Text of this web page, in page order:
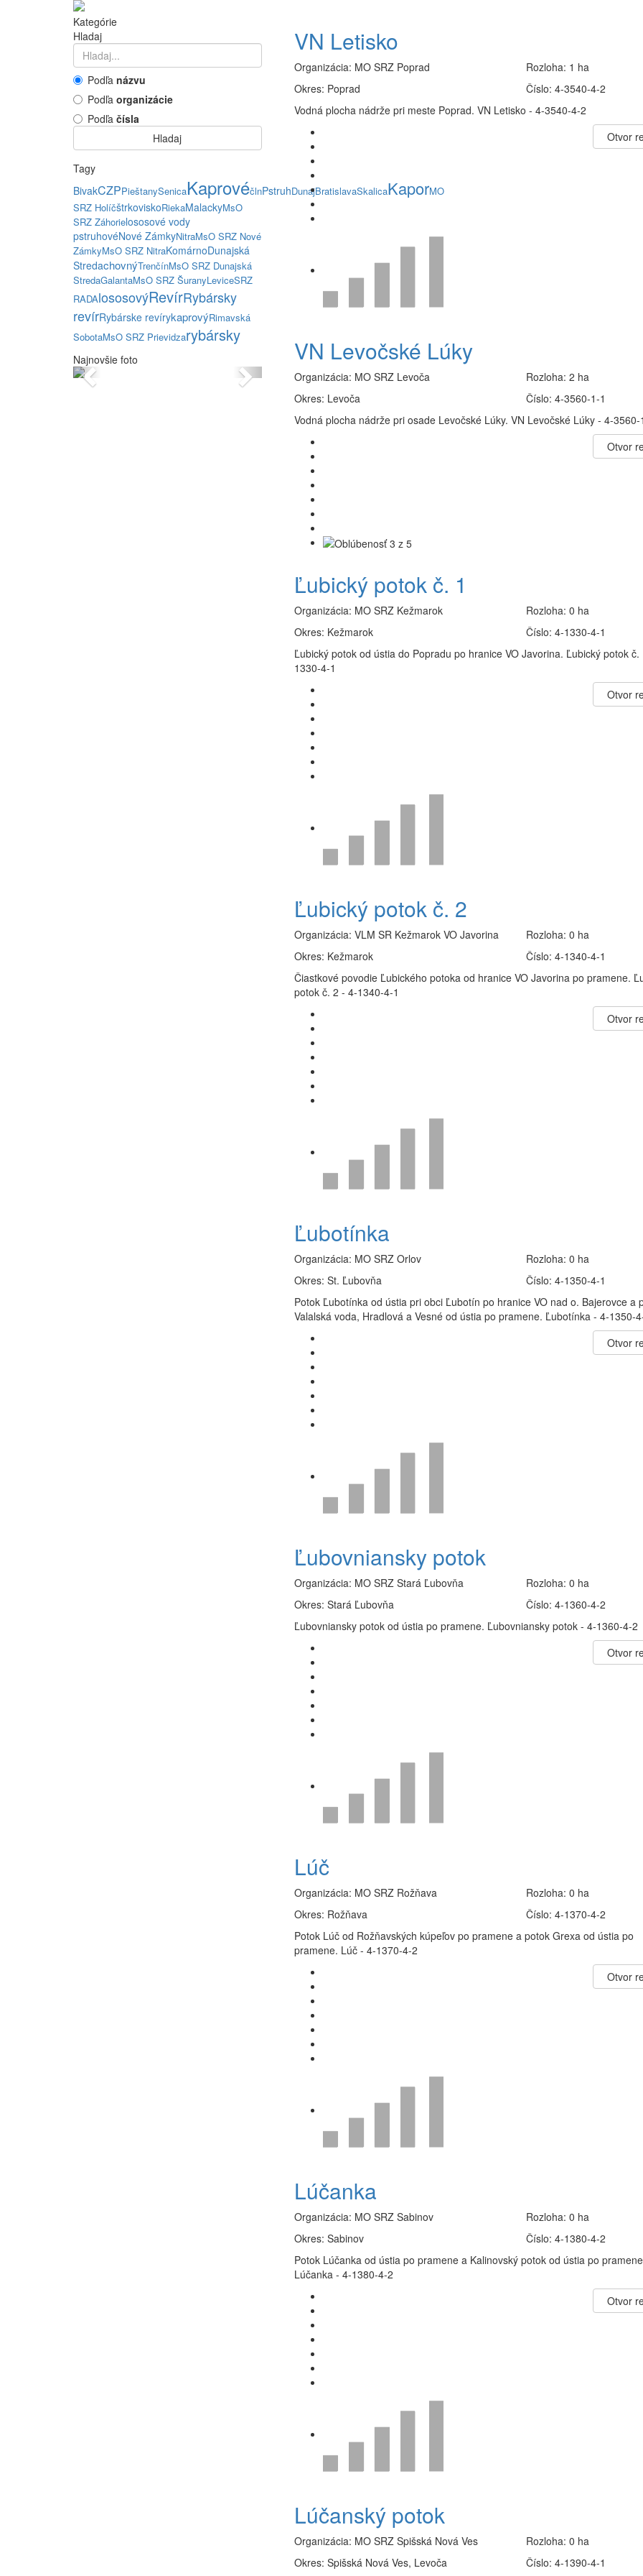
Kategórie
Hladaj
Podľa názvu
Podľa organizácie
Podľa čísla
Hladaj
Tagy
BivakCZPPieštanySenicaKaprovéčlnPstruhDunajBratislavaSkalicaKaporMO
SRZ HolíčštrkoviskoRiekaMalackyMsO
SRZ Záhorielososové vody
pstruhovéNové ZámkyNitraMsO SRZ Nové
ZámkyMsO SRZ NitraKomárnoDunajská
StredachovnýTrenčínMsO SRZ Dunajská
StredaGalantaMsO SRZ ŠuranyLeviceSRZ
RADAlososovýRevírRybársky
revírRybárske revírykaprovýRimavská
SobotaMsO SRZ Prievidzarybársky
Najnovšie foto
Previous Next
VN Letisko
Organizácia: MO SRZ Poprad
Okres: Poprad
Rozloha: 1 ha
Číslo:4-3540-4-2
Vodná plocha nádrže pri meste Poprad. VN Letisko - 4-3540-4-2
Otvor
VN Levočské Lúky
Organizácia: MO SRZ Levoča
Okres: Levoča
Rozloha:2 ha
Číslo:4-3560-1-1
Vodná plocha nádrže pri osade Levočské Lúky. VN Levočské Lúky - 4-3560-
Otvor
Ľubický potok č. 1
Organizácia: MO SRZ Kežmarok
Okres: Kežmarok
Rozloha:0 ha
Číslo:4-1330-4-1
Ľubický potok od ústia do Popradu po hranice VO Javorina. Ľubický potok č.
1330-4-1
Otvor
Ľubický potok č. 2
Organizácia: VLM SR Kežmarok VO Javorina
Okres: Kežmarok
Rozloha:0 ha
Číslo:4-1340-4-1
Čiastkové povodie Ľubického potoka od hranice VO Javorina po pramene.
potok č. 2 - 4-1340-4-1
Otvor
Ľubotínka
Organizácia: MO SRZ Orlov
Okres: St. Ľubovňa
Rozloha:0 ha
Číslo:4-1350-4-1
Potok Ľubotínka od ústia pri obci Ľubotín po hranice VO nad o. Bajerovce a
Valalská voda, Hradlová a Vesné od ústia po pramene. Ľubotínka - 4-1350-
Otvor
Ľubovniansky potok
Organizácia: MO SRZ Stará Ľubovňa
Okres: Stará Ľubovňa
Rozloha:0 ha
Číslo:4-1360-4-2
Ľubovniansky potok od ústia po pramene. Ľubovniansky potok - 4-1360-4-2
Otvor
Lúč
Organizácia: MO SRZ Rožňava
Okres: Rožňava
Rozloha:0 ha
Číslo:4-1370-4-2
Potok Lúč od Rožňavských kúpeľov po pramene a potok Grexa od ústia po
pramene. Lúč - 4-1370-4-2
Otvor
Lúčanka
Organizácia: MO SRZ Sabinov
Okres: Sabinov
Rozloha:0 ha
Číslo:4-1380-4-2
Potok Lúčanka od ústia po pramene a Kalinovský potok od ústia po
Lúčanka - 4-1380-4-2
Otvor
Lúčanský potok
Organizácia: MO SRZ Spišská Nová Ves
Okres: Spišská Nová Ves, Levoča
Rozloha:0 ha
Číslo:4-1390-4-1